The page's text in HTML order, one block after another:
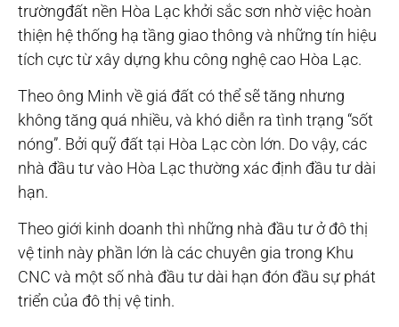
trườngđất nền Hòa Lạc khởi sắc sơn nhờ việc hoàn
thiện hệ thống hạ tầng giao thông và những tín hiệu
tích cực từ xây dựng khu công nghệ cao Hòa Lạc.
Theo ông Minh về giá đất có thể sẽ tăng nhưng
không tăng quá nhiều, và khó diễn ra tình trạng “sốt
nóng”. Bởi quỹ đất tại Hòa Lạc còn lớn. Do vậy, các
nhà đầu tư vào Hòa Lạc thường xác định đầu tư dài
hạn.
Theo giới kinh doanh thì những nhà đầu tư ở đô thị
vệ tinh này phần lớn là các chuyên gia trong Khu
CNC và một số nhà đầu tư dài hạn đón đầu sự phát
triển của đô thị vệ tinh.